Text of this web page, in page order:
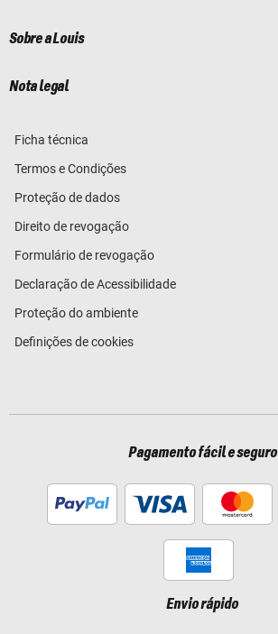
Sobre a Louis
Nota legal
Ficha técnica
Termos e Condições
Proteção de dados
Direito de revogação
Formulário de revogação
Declaração de Acessibilidade
Proteção do ambiente
Definições de cookies
Pagamento fácil e seguro
Envio rápido